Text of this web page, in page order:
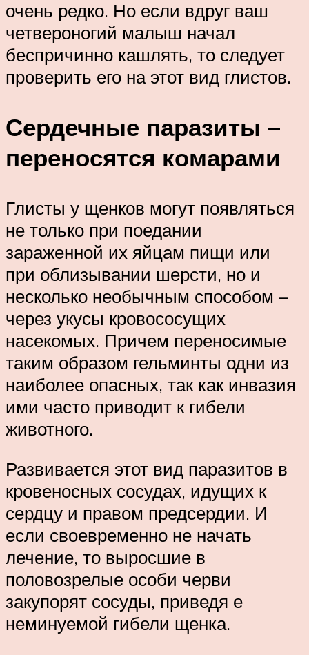
очень редко. Но если вдруг ваш
четвероногий малыш начал
беспричинно кашлять, то следует
проверить его на этот вид глистов.
Сердечные паразиты –
переносятся комарами
Глисты у щенков могут появляться
не только при поедании
зараженной их яйцам пищи или
при облизывании шерсти, но и
несколько необычным способом –
через укусы кровососущих
насекомых. Причем переносимые
таким образом гельминты одни из
наиболее опасных, так как инвазия
ими часто приводит к гибели
животного.
Развивается этот вид паразитов в
кровеносных сосудах, идущих к
сердцу и правом предсердии. И
если своевременно не начать
лечение, то выросшие в
половозрелые особи черви
закупорят сосуды, приведя е
неминуемой гибели щенка.